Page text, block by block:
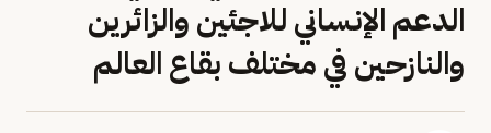
الدعم الإنساني للاجئين والزائرين
والنازحين في مختلف بقاع العالم